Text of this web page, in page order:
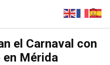
el Carnaval con
Mérida